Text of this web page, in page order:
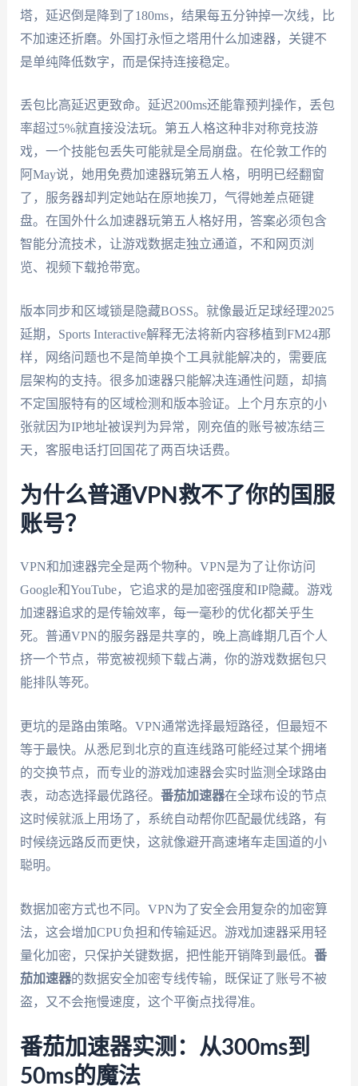
塔，延迟倒是降到了180ms，结果每五分钟掉一次线，比
不加速还折磨。外国打永恒之塔用什么加速器，关键不
是单纯降低数字，而是保持连接稳定。
丢包比高延迟更致命。延迟200ms还能靠预判操作，丢包
率超过5%就直接没法玩。第五人格这种非对称竞技游
戏，一个技能包丢失可能就是全局崩盘。在伦敦工作的
阿May说，她用免费加速器玩第五人格，明明已经翻窗
了，服务器却判定她站在原地挨刀，气得她差点砸键
盘。在国外什么加速器玩第五人格好用，答案必须包含
智能分流技术，让游戏数据走独立通道，不和网页浏
览、视频下载抢带宽。
版本同步和区域锁是隐藏BOSS。就像最近足球经理2025
延期，Sports Interactive解释无法将新内容移植到FM24那
样，网络问题也不是简单换个工具就能解决的，需要底
层架构的支持。很多加速器只能解决连通性问题，却搞
不定国服特有的区域检测和版本验证。上个月东京的小
张就因为IP地址被误判为异常，刚充值的账号被冻结三
天，客服电话打回国花了两百块话费。
为什么普通VPN救不了你的国服
账号？
VPN和加速器完全是两个物种。VPN是为了让你访问
Google和YouTube，它追求的是加密强度和IP隐藏。游戏
加速器追求的是传输效率，每一毫秒的优化都关乎生
死。普通VPN的服务器是共享的，晚上高峰期几百个人
挤一个节点，带宽被视频下载占满，你的游戏数据包只
能排队等死。
更坑的是路由策略。VPN通常选择最短路径，但最短不
等于最快。从悉尼到北京的直连线路可能经过某个拥堵
的交换节点，而专业的游戏加速器会实时监测全球路由
表，动态选择最优路径。 番茄加速器在全球布设的节点
这时候就派上用场了，系统自动帮你匹配最优线路，有
时候绕远路反而更快，这就像避开高速堵车走国道的小
聪明。
数据加密方式也不同。VPN为了安全会用复杂的加密算
法，这会增加CPU负担和传输延迟。游戏加速器采用轻
量化加密，只保护关键数据，把性能开销降到最低。 番
茄加速器的数据安全加密专线传输，既保证了账号不被
盗，又不会拖慢速度，这个平衡点找得准。
番茄加速器实测：从300ms到
50ms的魔法